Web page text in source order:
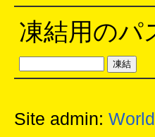
凍結用のパ
Site admin: